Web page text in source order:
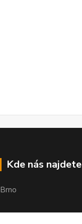
Kde nás najdete
Brno